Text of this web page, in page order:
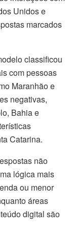
Unidos e
marcados
classificou
com pessoas
Maranhão e
negativas,
Bahia e
Catarina.
não
lógica mais
ou menor
áreas
digital são